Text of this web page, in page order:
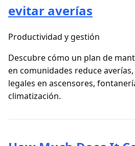
evitar averías
Productividad y gestión
Descubre cómo un plan de
en comunidades reduce
legales en ascensores,
climatización.